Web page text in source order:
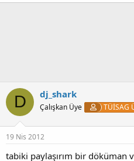
D dj_shark
Çalışkan Üye TÜİSAG
19 Nis 2012
tabiki paylaşırım bir döküman